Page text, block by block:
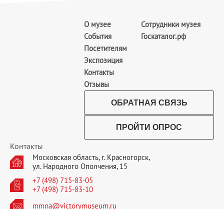
О музее
События
Посетителям
Экспозиция
Контакты
Отзывы
Сотрудники музея
Госкаталог.рф
ОБРАТНАЯ СВЯЗЬ
ПРОЙТИ ОПРОС
Контакты
Московская область, г. Красногорск,
ул. Народного Ополчения, 15
+7 (498) 715-83-05
+7 (498) 715-83-10
mmna@victorymuseum.ru